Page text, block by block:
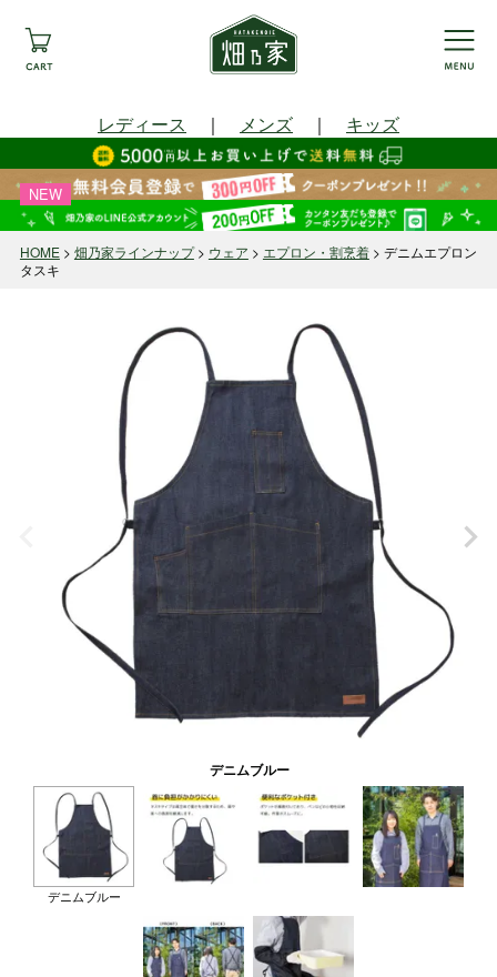
レディース ｜ メンズ ｜ キッズ
HOME 畑乃家ラインナップ ウェア エプロン・割烹着
デニムエプロン
タスキ
デニムブルー
デニムブルー
NEW